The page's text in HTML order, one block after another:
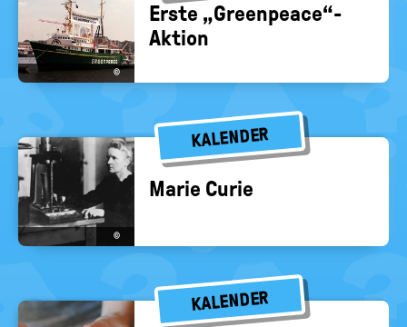
©
Erste „Green­peace“-​
Aktion
KALENDER
©
Marie Curie
KALENDER